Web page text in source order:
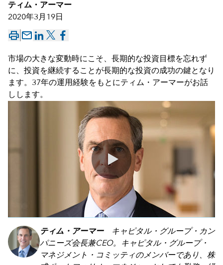
ティム・アーマー
2020年3月19日
mail_outline
市場の大きな変動時にこそ、長期的な投資目標を忘れず
に、投資を継続することが長期的な投資の成功の鍵となり
ます。37年の運用経験をもとにティム・アーマーがお話
しします。
0:00 / 3:55
ティム・アーマーキャピタル・グループ・カン
パニーズ会長兼CEO。キャピタル・グループ・
マネジメント・コミッティのメンバーであり、株